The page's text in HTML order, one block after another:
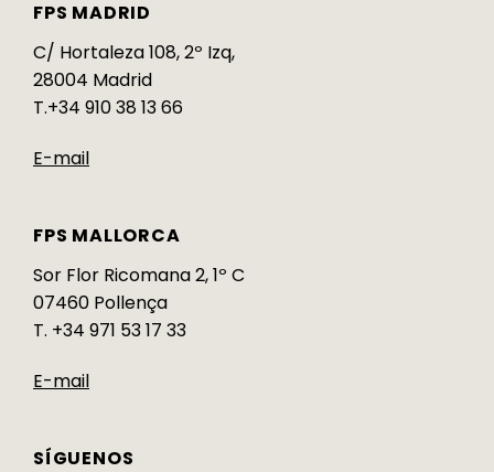
FPS MADRID
C/ Hortaleza 108, 2º Izq,
28004 Madrid
T.+34 910 38 13 66
E-mail
FPS MALLORCA
Sor Flor Ricomana 2, 1º C
07460 Pollença
T. +34 971 53 17 33
E-mail
SÍGUENOS